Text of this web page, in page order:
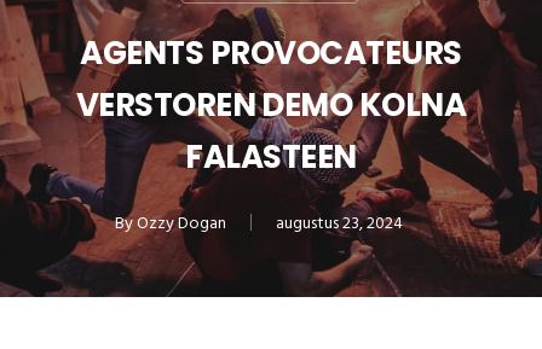
AGENTS PROVOCATEURS
VERSTOREN DEMO KOLNA
FALASTEEN
ByOzzy Dogan augustus 23, 2024